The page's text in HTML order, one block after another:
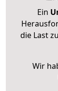
Ein
die Last
Wir